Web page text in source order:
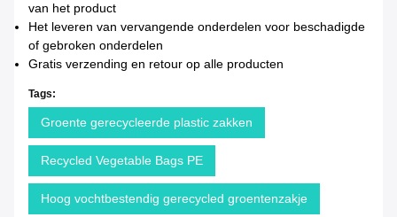
van het product
Het leveren van vervangende onderdelen voor beschadigde
of gebroken onderdelen
Gratis verzending en retour op alle producten
Tags:
Groente gerecycleerde plastic zakken
Recycled Vegetable Bags PE
Hoog vochtbestendig gerecycled groentenzakje